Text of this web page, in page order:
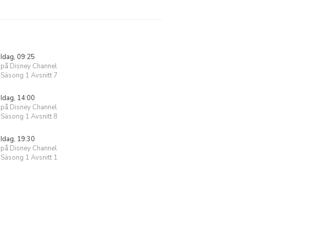
Idag, 09:25
på Disney Channel
Säsong 1 Avsnitt 7
Idag, 14:00
på Disney Channel
Säsong 1 Avsnitt 8
Idag, 19:30
på Disney Channel
Säsong 1 Avsnitt 1